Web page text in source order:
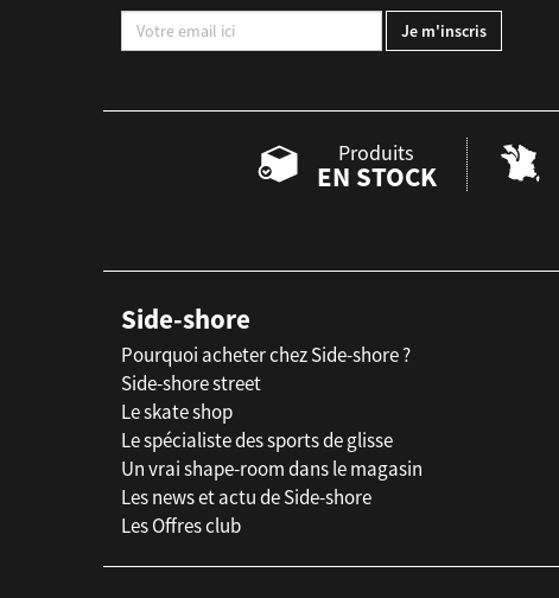
Produits
EN STOCK
Side-shore
Pourquoi acheter chez Side-shore ?
Side-shore street
Le skate shop
Le spécialiste des sports de glisse
Un vrai shape-room dans le magasin
Les news et actu de Side-shore
Les Offres club